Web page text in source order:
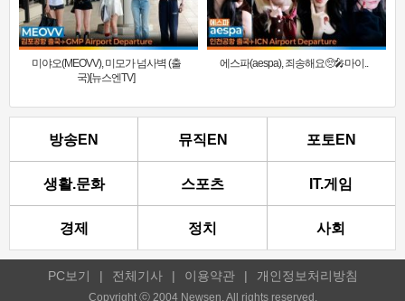
미야오(MEOVV), 미모가 넘사벽 (출
국)[뉴스엔TV]
에스파(aespa), 죄송해요🥺🎤마이..
방송EN 뮤직EN 포토EN
생활.문화 스포츠 IT.게임
경제 정치 사회
PC보기 | 전체기사 | 이용약관 | 개인정보처리방침
Copyright ⓒ 2004 Newsen. All rights reserved.